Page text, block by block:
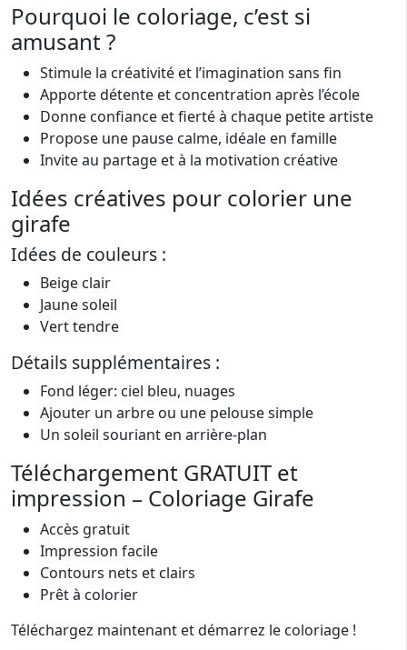
Pourquoi le coloriage, c’est si
amusant ?
Stimule la créativité et l’imagination sans fin
Apporte détente et concentration après l’école
Donne confiance et fierté à chaque petite artiste
Propose une pause calme, idéale en famille
Invite au partage et à la motivation créative
Idées créatives pour colorier une
girafe
Idées de couleurs :
Beige clair
Jaune soleil
Vert tendre
Détails supplémentaires :
Fond léger: ciel bleu, nuages
Ajouter un arbre ou une pelouse simple
Un soleil souriant en arrière-plan
Téléchargement GRATUIT et
impression – Coloriage Girafe
Accès gratuit
Impression facile
Contours nets et clairs
Prêt à colorier
Téléchargez maintenant et démarrez le coloriage !